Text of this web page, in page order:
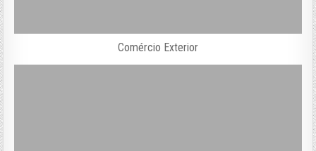
Comércio Exterior